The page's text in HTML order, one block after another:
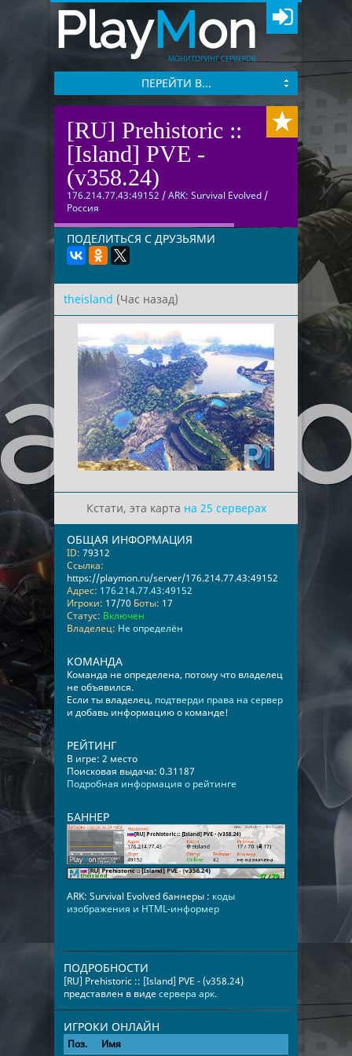
PlayMon
МОНИТОРИНГ СЕРВЕРОВ
ПЕРЕЙТИ В...
[RU] Prehistoric ::
[Island] PVE -
(v358.24)
176.214.77.43:49152 /ARK: Survival Evolved /
Россия
ПОДЕЛИТЬСЯ С ДРУЗЬЯМИ
theisland (Час назад)
Кстати, эта карта на 25 серверах
ОБЩАЯ ИНФОРМАЦИЯ
ID: 79312
Ссылка:
https://playmon.ru/server/176.214.77.43:49152
Адрес: 176.214.77.43:49152
Игроки: 17/70 Боты: 17
Статус: Включен
Владелец: Не определён
КОМАНДА
Команда не определена, потому что владелец
не объявился.
Если ты владелец, подтверди права на сервер
и добавь информацию о команде!
РЕЙТИНГ
В игре: 2 место
Поисковая выдача: 0.31187
Подробная информация о рейтинге
БАННЕР
ARK: Survival Evolved баннеры : коды
изображения и HTML-информер
ПОДРОБНОСТИ
[RU] Prehistoric :: [Island] PVE - (v358.24)
представлен в видесервера арк.
ИГРОКИ ОНЛАЙН
Поз. Имя